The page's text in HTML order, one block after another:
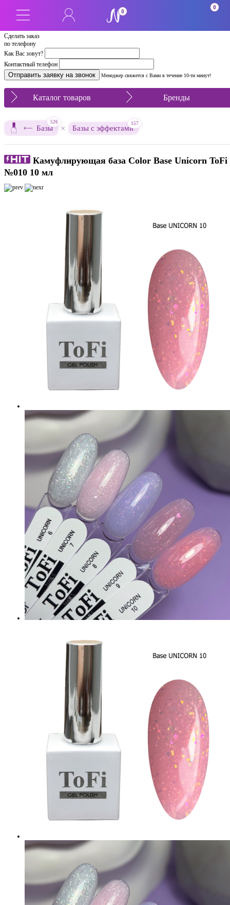
Сделать заказ
по телефону
Как Вас зовут?
Контактный телефон
Менеджер свяжется с Вами в течение 10-ти минут!
0
0
Каталог товаров Бренды
Базы
526
× Базы с эффектами
157
Камуфлирующая база Color Base Unicorn ToFi
№010 10 мл